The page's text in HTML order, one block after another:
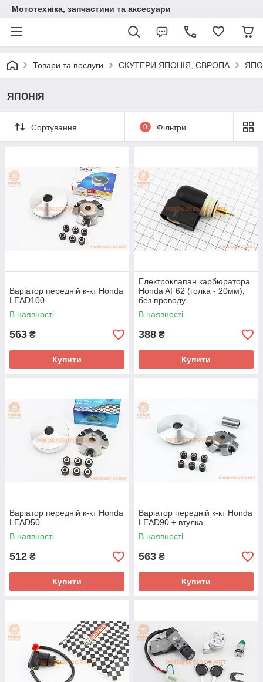
Мототехніка, запчастини та аксесуари
Товари та послуги СКУТЕРИ ЯПОНІЯ, ЄВРОПА
ЯПОНІЯ
Сортування 0 Фільтри
Варіатор передній к-кт Honda
LEAD100
В наявності
563 ₴
Купити
Електроклапан карбюратора
Honda AF62 (голка - 20мм),
без проводу
В наявності
388 ₴
Купити
Варіатор передній к-кт Honda
LEAD50
В наявності
512 ₴
Купити
Варіатор передній к-кт Honda
LEAD90 + втулка
В наявності
563 ₴
Купити